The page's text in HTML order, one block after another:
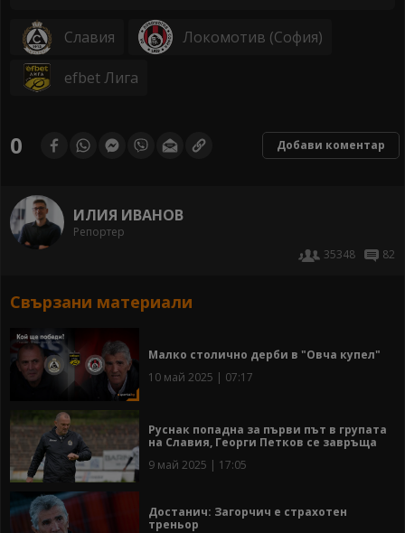
Славия Локомотив (София)
efbet Лига
0 Добави коментар
ИЛИЯ ИВАНОВ
Репортер
35348
82
Свързани материали
Малко столично дерби в "Овча купел"
10 май 2025 | 07:17
Руснак попадна за първи път в групата
на Славия, Георги Петков се завръща
9 май 2025 | 17:05
Достанич: Загорчич е страхотен
треньор